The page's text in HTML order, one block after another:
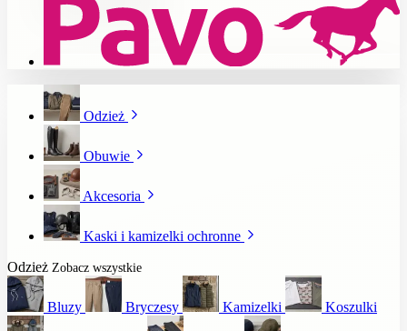
Odzież
Obuwie
Akcesoria
Kaski i kamizelki ochronne
Odzież Zobacz wszystkie
Bluzy Bryczesy Kamizelki Koszulki